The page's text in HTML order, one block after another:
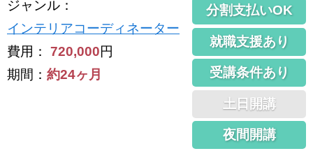
ジャンル ：
インテリアコーディネーター
費用： 720,000円
期間： 約24ヶ月
分割支払いOK
就職支援あり
受講条件あり
土日開講
夜間開講